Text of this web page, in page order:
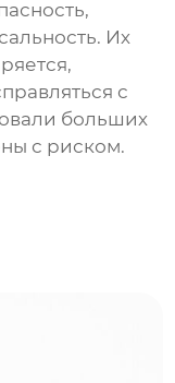
Их
с
больших
с риском.